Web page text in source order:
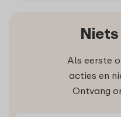
Als eerste
acties en
Ontvang